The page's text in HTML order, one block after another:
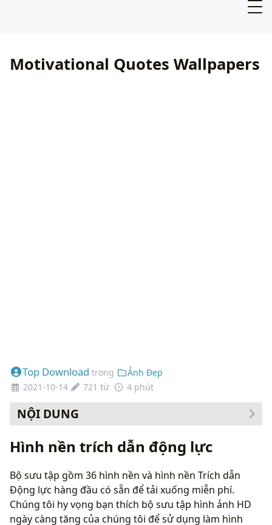
Motivational Quotes Wallpapers
Top Download trong
Ảnh Đẹp
2021-10-14
721 từ 4 phút
NỘI DUNG
Hình nền trích dẫn động lực
Bộ sưu tập gồm 36 hình nền và hình nền Trích dẫn
Động lực hàng đầu có sẵn để tải xuống miễn phí.
Chúng tôi hy vọng bạn thích bộ sưu tập hình ảnh HD
ngày càng tăng của chúng tôi để sử dụng làm hình